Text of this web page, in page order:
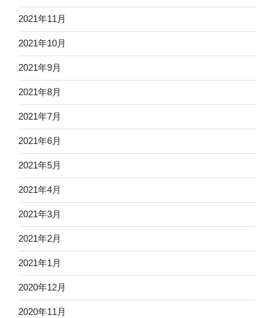
2021年11月
2021年10月
2021年9月
2021年8月
2021年7月
2021年6月
2021年5月
2021年4月
2021年3月
2021年2月
2021年1月
2020年12月
2020年11月